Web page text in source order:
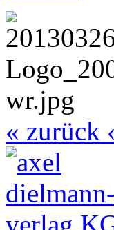
« zurück